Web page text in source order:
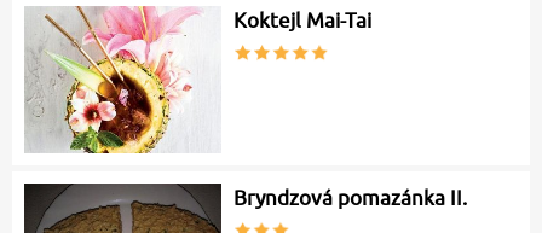
Koktejl Mai-Tai
Bryndzová pomazánka II.